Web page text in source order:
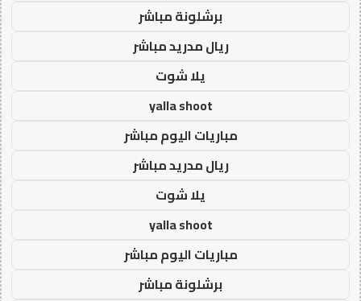
برشلونة مباشر
ريال مدريد مباشر
يلا شوت
yalla shoot
مباريات اليوم مباشر
ريال مدريد مباشر
يلا شوت
yalla shoot
مباريات اليوم مباشر
برشلونة مباشر